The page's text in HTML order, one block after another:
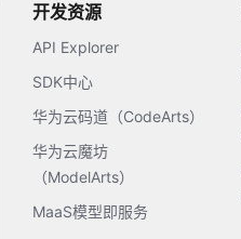
开发资源
API Explorer
SDK中心
华为云码道（CodeArts）
华为云魔坊
（ModelArts）
MaaS模型即服务